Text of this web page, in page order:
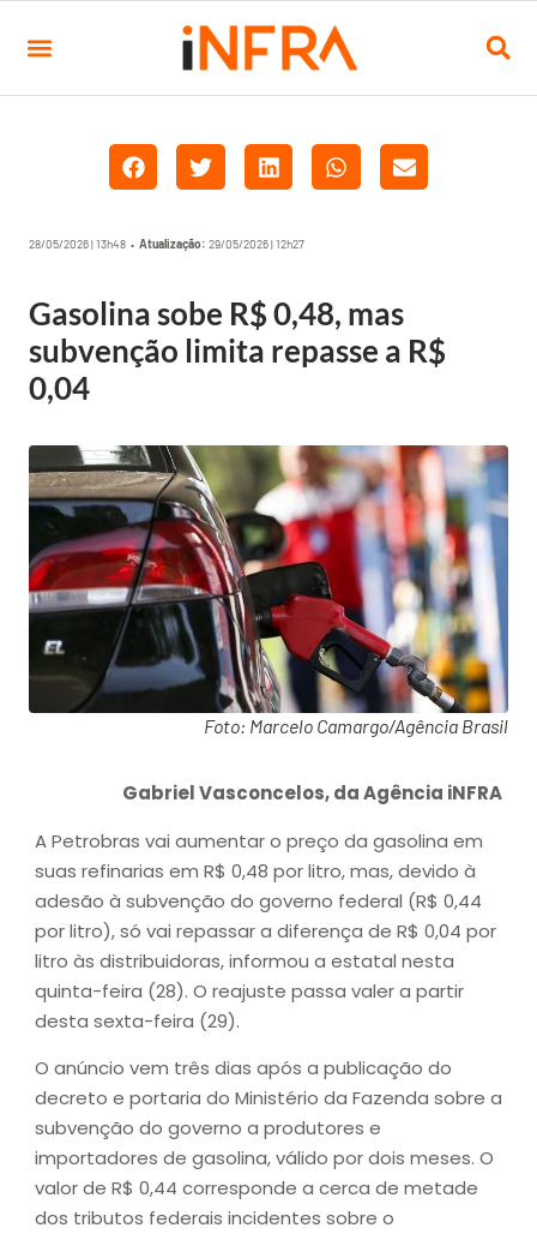
28/05/2026 | 13h48 • Atualização: 29/05/2026 | 12h27
Gasolina sobe R$ 0,48, mas
subvenção limita repasse a R$
0,04
Foto: Marcelo Camargo/Agência Brasil
Gabriel Vasconcelos, da Agência iNFRA
A Petrobras vai aumentar o preço da gasolina em
suas refinarias em R$ 0,48 por litro, mas, devido à
adesão à subvenção do governo federal (R$ 0,44
por litro), só vai repassar a diferença de R$ 0,04 por
litro às distribuidoras, informou a estatal nesta
quinta-feira (28). O reajuste passa valer a partir
desta sexta-feira (29).
O anúncio vem três dias após a publicação do
decreto e portaria do Ministério da Fazenda sobre a
subvenção do governo a produtores e
importadores de gasolina, válido por dois meses. O
valor de R$ 0,44 corresponde a cerca de metade
dos tributos federais incidentes sobre o